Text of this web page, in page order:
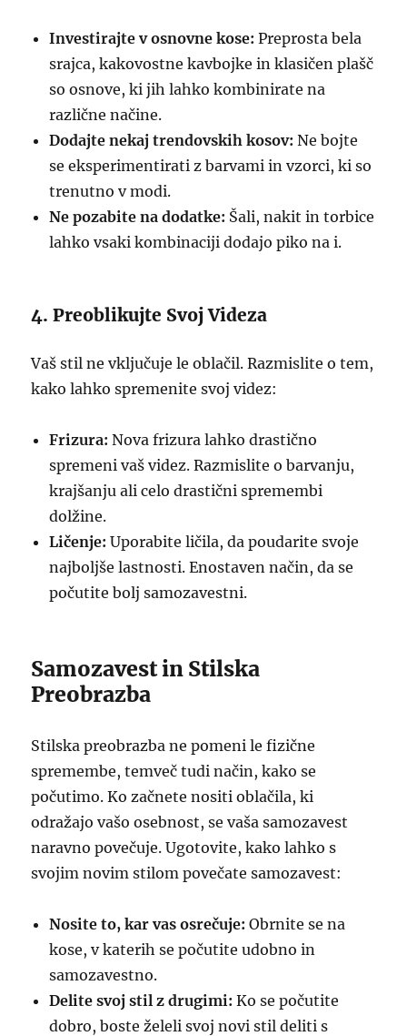
Investirajte v osnovne kose: Preprosta bela
srajca, kakovostne kavbojke in klasičen plašč
so osnove, ki jih lahko kombinirate na
različne načine.
Dodajte nekaj trendovskih kosov: Ne bojte
se eksperimentirati z barvami in vzorci, ki so
trenutno v modi.
Ne pozabite na dodatke: Šali, nakit in torbice
lahko vsaki kombinaciji dodajo piko na i.
4. Preoblikujte Svoj Videza
Vaš stil ne vključuje le oblačil. Razmislite o tem,
kako lahko spremenite svoj videz:
Frizura: Nova frizura lahko drastično
spremeni vaš videz. Razmislite o barvanju,
krajšanju ali celo drastični spremembi
dolžine.
Ličenje: Uporabite ličila, da poudarite svoje
najboljše lastnosti. Enostaven način, da se
počutite bolj samozavestni.
Samozavest in Stilska
Preobrazba
Stilska preobrazba ne pomeni le fizične
spremembe, temveč tudi način, kako se
počutimo. Ko začnete nositi oblačila, ki
odražajo vašo osebnost, se vaša samozavest
naravno povečuje. Ugotovite, kako lahko s
svojim novim stilom povečate samozavest:
Nosite to, kar vas osrečuje: Obrnite se na
kose, v katerih se počutite udobno in
samozavestno.
Delite svoj stil z drugimi: Ko se počutite
dobro, boste želeli svoj novi stil deliti s